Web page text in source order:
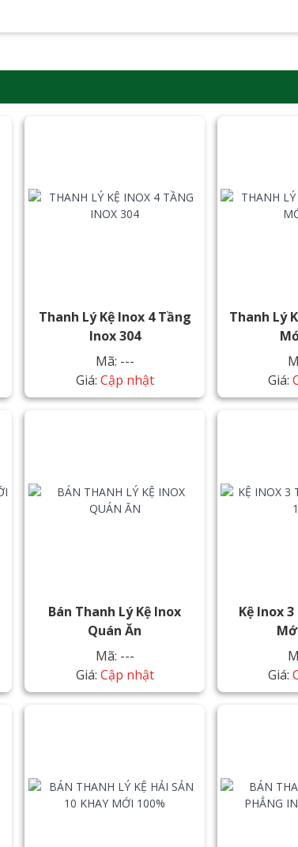
Thanh Lý Kệ Inox 4 Tầng
Inox 304
Mã: ---
Giá: Cập nhật
Thanh Lý
Giá:
Bán Thanh Lý Kệ Inox
Quán Ăn
Mã: ---
Giá: Cập nhật
Kệ Inox
Giá: